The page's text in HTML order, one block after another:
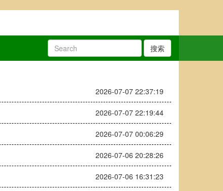
搜索
2026-07-07 22:37:19
2026-07-07 22:19:44
2026-07-07 00:06:29
2026-07-06 20:28:26
2026-07-06 16:31:23